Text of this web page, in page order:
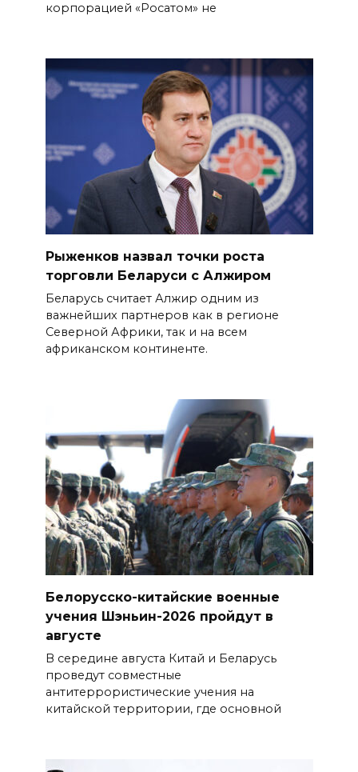
корпорацией «Росатом» не
Рыженков назвал точки роста
торговли Беларуси с Алжиром
Беларусь считает Алжир одним из
важнейших партнеров как в регионе
Северной Африки, так и на всем
африканском континенте.
Белорусско-китайские военные
учения Шэньин-2026 пройдут в
августе
В середине августа Китай и Беларусь
проведут совместные
антитеррористические учения на
китайской территории, где основной